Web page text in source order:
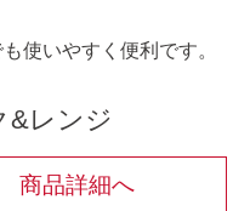
使いやすく便利です。
&レンジ
商品詳細へ